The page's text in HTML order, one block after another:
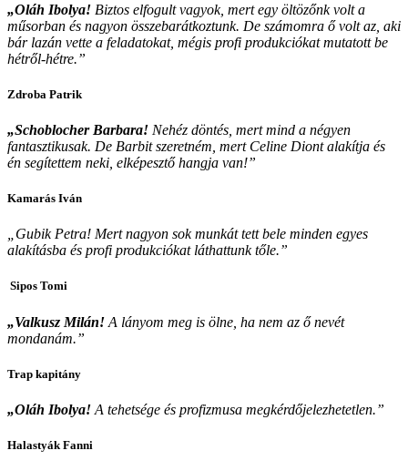
„Oláh Ibolya! Biztos elfogult vagyok, mert egy öltözőnk volt a
műsorban és nagyon összebarátkoztunk. De számomra ő volt az, aki
bár lazán vette a feladatokat, mégis profi produkciókat mutatott be
hétről-hétre.”
Zdroba Patrik
„Schoblocher Barbara! Nehéz döntés, mert mind a négyen
fantasztikusak. De Barbit szeretném, mert Celine Diont alakítja és
én segítettem neki, elképesztő hangja van!”
Kamarás Iván
„Gubik Petra! Mert nagyon sok munkát tett bele minden egyes
alakításba és profi produkciókat láthattunk tőle.”
Sipos Tomi
„Valkusz Milán! A lányom meg is ölne, ha nem az ő nevét
mondanám.”
Trap kapitány
„Oláh Ibolya! A tehetsége és profizmusa megkérdőjelezhetetlen.”
Halastyák Fanni